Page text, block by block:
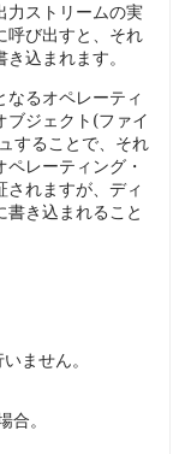
力ストリームの実
呼び出すと、それ
込まれます。
なるオペレーティ
ブジェクト(ファイ
することで、それ
レーティング・
されますが、ディ
書き込まれること
ません。
合。